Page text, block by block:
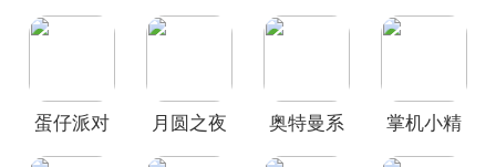
蛋仔派对
月圆之夜
奥特曼系
掌机小精